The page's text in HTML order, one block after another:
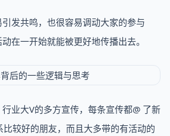
发共鸣，也很容易调动大家的参与
在一开始就能被更好地传播出去。
业大V的多方宣传，每条宣传都@ 了新
比较好的朋友，而且大多带的有活动的